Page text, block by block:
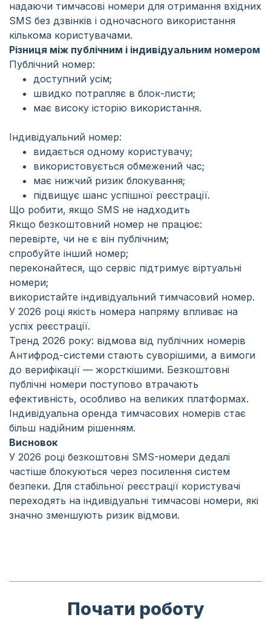
надаючи тимчасові номери для отримання вхідних
SMS без дзвінків і одночасного використання
кількома користувачами.
Різниця між публічним і індивідуальним номером
Публічний номер:
доступний усім;
швидко потрапляє в блок-листи;
має високу історію використання.
Індивідуальний номер:
видається одному користувачу;
використовується обмежений час;
має нижчий ризик блокування;
підвищує шанс успішної реєстрації.
Що робити, якщо SMS не надходить
Якщо безкоштовний номер не працює:
перевірте, чи не є він публічним;
спробуйте інший номер;
переконайтеся, що сервіс підтримує віртуальні
номери;
використайте індивідуальний тимчасовий номер.
У 2026 році якість номера напряму впливає на
успіх реєстрації.
Тренд 2026 року: відмова від публічних номерів
Антифрод-системи стають суворішими, а вимоги
до верифікації — жорсткішими. Безкоштовні
публічні номери поступово втрачають
ефективність, особливо на великих платформах.
Індивідуальна оренда тимчасових номерів стає
більш надійним рішенням.
Висновок
У 2026 році безкоштовні SMS-номери дедалі
частіше блокуються через посилення систем
безпеки. Для стабільної реєстрації користувачі
переходять на індивідуальні тимчасові номери, які
значно зменшують ризик відмови.
Почати роботу